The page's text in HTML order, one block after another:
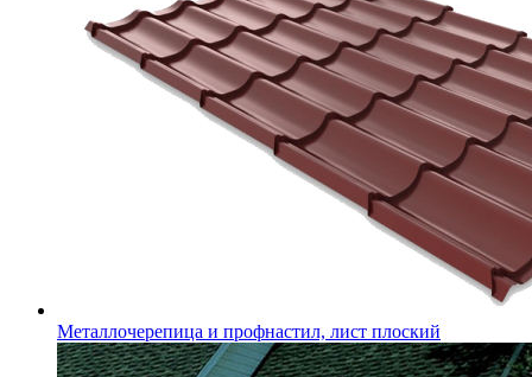
Металлочерепица и профнастил, лист плоский